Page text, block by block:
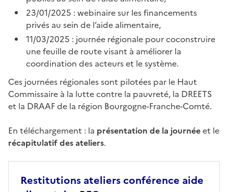
v
i
d
é
o
23/01/2025 : webinaire sur les financements
privés au sein de l’aide alimentaire,
11/03/2025 : journée régionale pour coconstruire
une feuille de route visant à améliorer la
coordination des acteurs et le système.
Ces journées régionales sont pilotées par le Haut
Commissaire à la lutte contre la pauvreté, la DREETS
et la DRAAF de la région Bourgogne-Franche-Comté.
En téléchargement : la présentation de la journéeet le
récapitulatif des ateliers.
Restitutions ateliers conférence aide